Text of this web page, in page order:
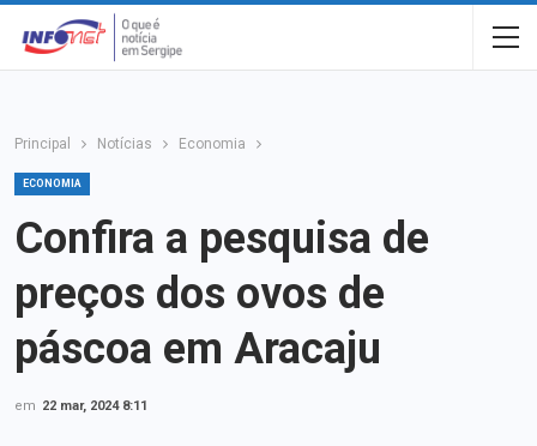
Principal Notícias Economia
ECONOMIA
Confira a pesquisa de
preços dos ovos de
páscoa em Aracaju
em 22 mar, 2024 8:11